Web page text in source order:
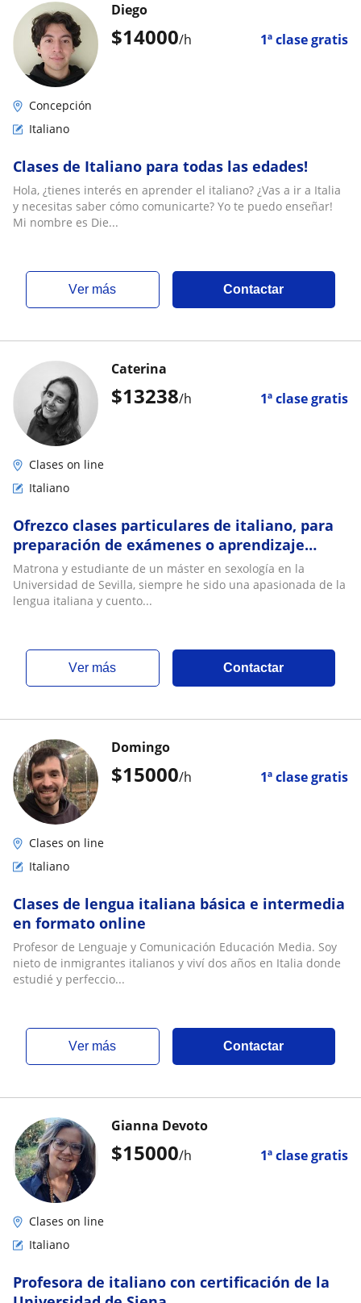
$14000/h 1ª clase gratis
Diego
Concepción
Italiano
Clases de Italiano para todas las edades!
Hola, ¿tienes interés en aprender el italiano? ¿Vas a ir a Italia
y necesitas saber cómo comunicarte? Yo te puedo enseñar!
Mi nombre es Die...
ver más Contactar
$13238/h 1ª clase gratis
Caterina
Clases on line
Italiano
Ofrezco clases particulares de italiano, para
preparación de exámenes o aprendizaje
personal
Matrona y estudiante de un máster en sexología en la
Universidad de Sevilla, siempre he sido una apasionada de la
lengua italiana y cuento...
ver más Contactar
$15000/h 1ª clase gratis
Domingo
Clases on line
Italiano
Clases de lengua italiana básica e intermedia
en formato online
Profesor de Lenguaje y Comunicación Educación Media. Soy
nieto de inmigrantes italianos y viví dos años en Italia donde
estudié y perfeccio...
ver más Contactar
$15000/h 1ª clase gratis
Gianna Devoto
Clases on line
Italiano
Profesora de italiano con certificación de la